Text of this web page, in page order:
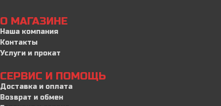
О МАГАЗИНЕ
Наша компания
Контакты
Услуги и прокат
СЕРВИС И ПОМОЩЬ
Доставка и оплата
Возврат и обмен